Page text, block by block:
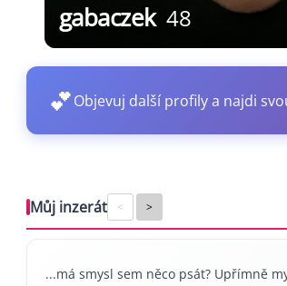
gabaczek 48
💕Objevuj další profily a najdi
Můj inzerát < >
...má smysl sem něco psát? Upřímně